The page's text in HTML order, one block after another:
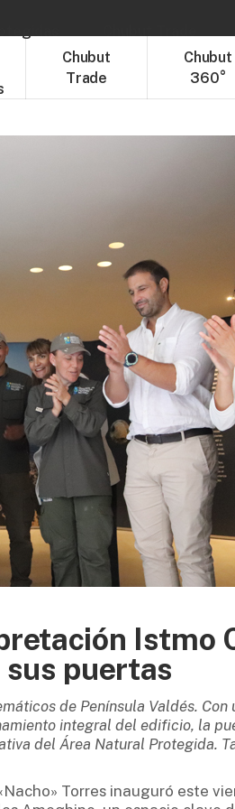
Chubut
Trade
Chubut
360°
Istmo
puertas
de Península Valdés. Con
integral del edificio, la
del Área Natural Protegida.
Torres inauguró este